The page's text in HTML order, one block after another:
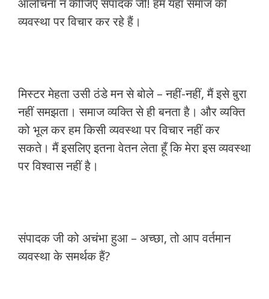
आलोचना न कीजिए संपादक जी! हम यहाँ समाज की
व्यवस्था पर विचार कर रहे हैं।
मिस्टर मेहता उसी ठंडे मन से बोले – नहीं-नहीं, मैं इसे बुरा
नहीं समझता। समाज व्यक्ति से ही बनता है। और व्यक्ति
को भूल कर हम किसी व्यवस्था पर विचार नहीं कर
सकते। मैं इसलिए इतना वेतन लेता हूँ कि मेरा इस व्यवस्था
पर विश्वास नहीं है।
संपादक जी को अचंभा हुआ – अच्छा, तो आप वर्तमान
व्यवस्था के समर्थक हैं?